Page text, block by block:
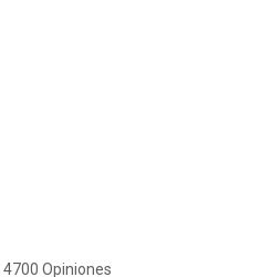
4700 Opiniones